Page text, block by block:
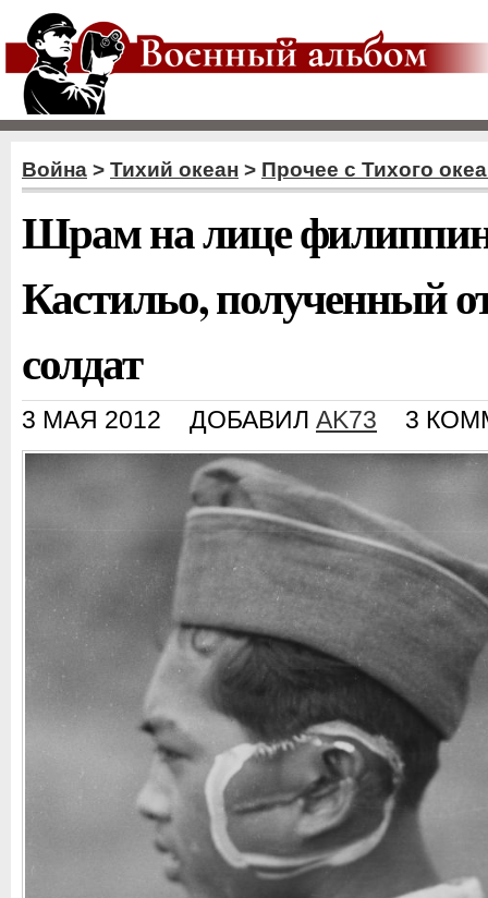
Война > Тихий океан > Прочее с Тихого
Шрам на лице
Кастильо, полученный
солдат
3 МАЯ 2012 ДОБАВИЛ AK73 3